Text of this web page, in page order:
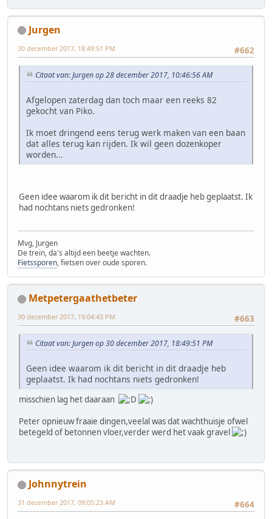
Jurgen
#662
30 december 2017, 18:49:51 PM
Citaat van: Jurgen op 28 december 2017, 10:46:56 AM
Afgelopen zaterdag dan toch maar een reeks 82
gekocht van Piko.
Ik moet dringend eens terug werk maken van een baan
dat alles terug kan rijden. Ik wil geen dozenkoper
worden...
Geen idee waarom ik dit bericht in dit draadje heb geplaatst. Ik
had nochtans niets gedronken!
Mvg, Jurgen
De trein, da's altijd een beetje wachten.
Fietssporen, fietsen over oude sporen.
Metpetergaathetbeter
#663
30 december 2017, 19:04:43 PM
Citaat van: Jurgen op 30 december 2017, 18:49:51 PM
Geen idee waarom ik dit bericht in dit draadje heb
geplaatst. Ik had nochtans niets gedronken!
misschien lag het daaraan
Peter opnieuw fraaie dingen,veelal was dat wachthuisje ofwel
betegeld of betonnen vloer,verder werd het vaak gravel
Johnnytrein
#664
31 december 2017, 09:05:23 AM